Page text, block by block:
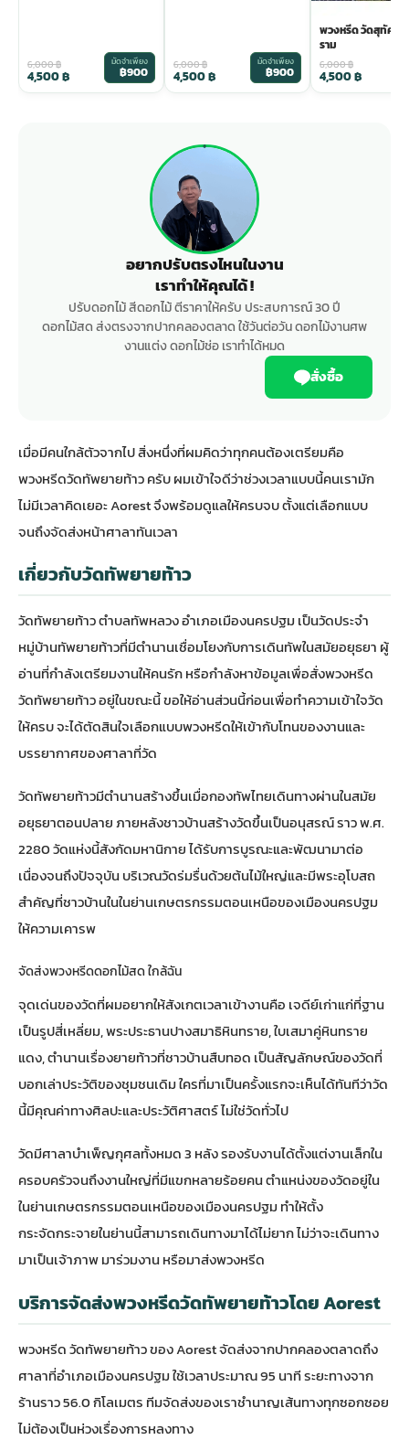
6,000฿
4,500฿
มัดจำเพียง
฿900 6,000฿
4,500฿
มัดจำเพียง
฿900
พวงหรีด วัดสุทัศนเ
ราม
6,000฿
4,500฿
อยากปรับตรงไหนในงาน
เราทำให้คุณได้ !
ปรับดอกไม้ สีดอกไม้ ตีราคาให้ครับ ประสบการณ์ 30 ปี
ดอกไม้สด ส่งตรงจากปากคลองตลาด ใช้วันต่อวัน ดอกไม้งานศพ
งานแต่ง ดอกไม้ช่อ เราทำได้หมด
สั่งซื้อ
เมื่อมีคนใกล้ตัวจากไป สิ่งหนึ่งที่ผมคิดว่าทุกคนต้องเตรียมคือ
พวงหรีดวัดทัพยายท้าว ครับ ผมเข้าใจดีว่าช่วงเวลาแบบนี้คนเรามัก
ไม่มีเวลาคิดเยอะ Aorest จึงพร้อมดูแลให้ครบจบ ตั้งแต่เลือกแบบ
จนถึงจัดส่งหน้าศาลาทันเวลา
เกี่ยวกับวัดทัพยายท้าว
วัดทัพยายท้าว ตำบลทัพหลวง อำเภอเมืองนครปฐม เป็นวัดประจำ
หมู่บ้านทัพยายท้าวที่มีตำนานเชื่อมโยงกับการเดินทัพในสมัยอยุธยา ผู้
อ่านที่กำลังเตรียมงานให้คนรัก หรือกำลังหาข้อมูลเพื่อสั่งพวงหรีด
วัดทัพยายท้าว อยู่ในขณะนี้ ขอให้อ่านส่วนนี้ก่อนเพื่อทำความเข้าใจวัด
ให้ครบ จะได้ตัดสินใจเลือกแบบพวงหรีดให้เข้ากับโทนของงานและ
บรรยากาศของศาลาที่วัด
วัดทัพยายท้าวมีตำนานสร้างขึ้นเมื่อกองทัพไทยเดินทางผ่านในสมัย
อยุธยาตอนปลาย ภายหลังชาวบ้านสร้างวัดขึ้นเป็นอนุสรณ์ ราว พ.ศ.
2280 วัดแห่งนี้สังกัดมหานิกาย ได้รับการบูรณะและพัฒนามาต่อ
เนื่องจนถึงปัจจุบัน บริเวณวัดร่มรื่นด้วยต้นไม้ใหญ่และมีพระอุโบสถ
สำคัญที่ชาวบ้านในในย่านเกษตรกรรมตอนเหนือของเมืองนครปฐม
ให้ความเคารพ
จัดส่งพวงหรีดดอกไม้สด ใกล้ฉัน
จุดเด่นของวัดที่ผมอยากให้สังเกตเวลาเข้างานคือ เจดีย์เก่าแก่ที่ฐาน
เป็นรูปสี่เหลี่ยม, พระประธานปางสมาธิหินทราย, ใบเสมาคู่หินทราย
แดง, ตำนานเรื่องยายท้าวที่ชาวบ้านสืบทอด เป็นสัญลักษณ์ของวัดที่
บอกเล่าประวัติของชุมชนเดิม ใครที่มาเป็นครั้งแรกจะเห็นได้ทันทีว่าวัด
นี้มีคุณค่าทางศิลปะและประวัติศาสตร์ ไม่ใช่วัดทั่วไป
วัดมีศาลาบำเพ็ญกุศลทั้งหมด 3 หลัง รองรับงานได้ตั้งแต่งานเล็กใน
ครอบครัวจนถึงงานใหญ่ที่มีแขกหลายร้อยคน ตำแหน่งของวัดอยู่ใน
ในย่านเกษตรกรรมตอนเหนือของเมืองนครปฐม ทำให้ตั้ง
กระจัดกระจายในย่านนี้สามารถเดินทางมาได้ไม่ยาก ไม่ว่าจะเดินทาง
มาเป็นเจ้าภาพ มาร่วมงาน หรือมาส่งพวงหรีด
บริการจัดส่งพวงหรีดวัดทัพยายท้าวโดย Aorest
พวงหรีด วัดทัพยายท้าว ของ Aorest จัดส่งจากปากคลองตลาดถึง
ศาลาที่อำเภอเมืองนครปฐม ใช้เวลาประมาณ 95 นาที ระยะทางจาก
ร้านราว 56.0 กิโลเมตร ทีมจัดส่งของเราชำนาญเส้นทางทุกซอกซอย
ไม่ต้องเป็นห่วงเรื่องการหลงทาง